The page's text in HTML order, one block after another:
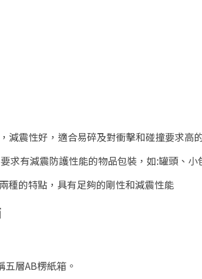
減震性好，適合易碎及對衝擊和碰撞要求高
求有減震防護性能的物品包裝，如:罐頭、
種的特點，具有足夠的剛性和減震性能
層AB楞紙箱。